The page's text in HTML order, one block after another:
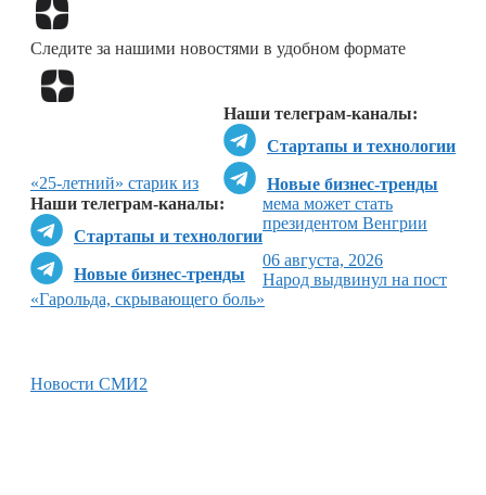
Следите за нашими новостями в удобном формате
Наши телеграм-каналы:
Стартапы и технологии
Новые бизнес-тренды
Наши телеграм-каналы:
Стартапы и технологии
Новые бизнес-тренды
«25-летний» старик из
мема может стать
президентом Венгрии
06 августа, 2026
Народ выдвинул на пост
«Гарольда, скрывающего боль»
Новости СМИ2